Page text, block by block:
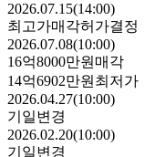
2026.07.15(14:00)
최고가매각허가결정
2026.07.08(10:00)
16억8000만원 매각
14억6902만원 최저가
2026.04.27(10:00)
기일변경
2026.02.20(10:00)
기일변경